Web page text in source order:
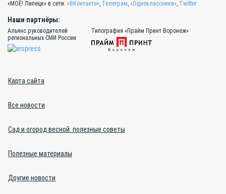
«МОЁ! Липецк» в сети: «ВКонтакте», Телеграм, «Одноклассники», Twitter
Наши партнёры:
Альянс руководителей
региональных СМИ России
Типография «Прайм Принт Воронеж»
Карта сайта
Все новости
Сад и огород весной: полезные советы
Полезные материалы
Другие новости